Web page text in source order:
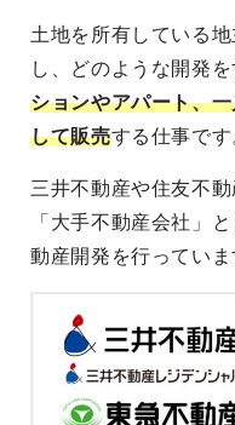
土地を所有している
し、どのような開発
ションやアパート、
して販売する仕事です
三井不動産や住友不
「大手不動産会社」
動産開発を行っていま